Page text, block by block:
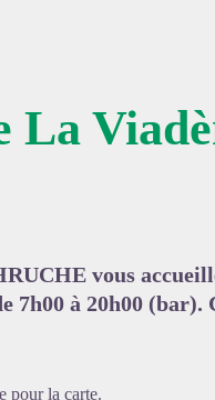
La
vous
7h00 à 20h00
pour la carte.